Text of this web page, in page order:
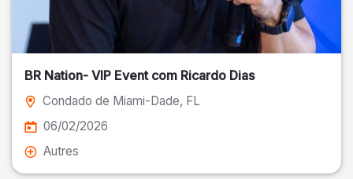
BR Nation- VIP Event com Ricardo Dias
Condado de Miami-Dade, FL
06/02/2026
Autres